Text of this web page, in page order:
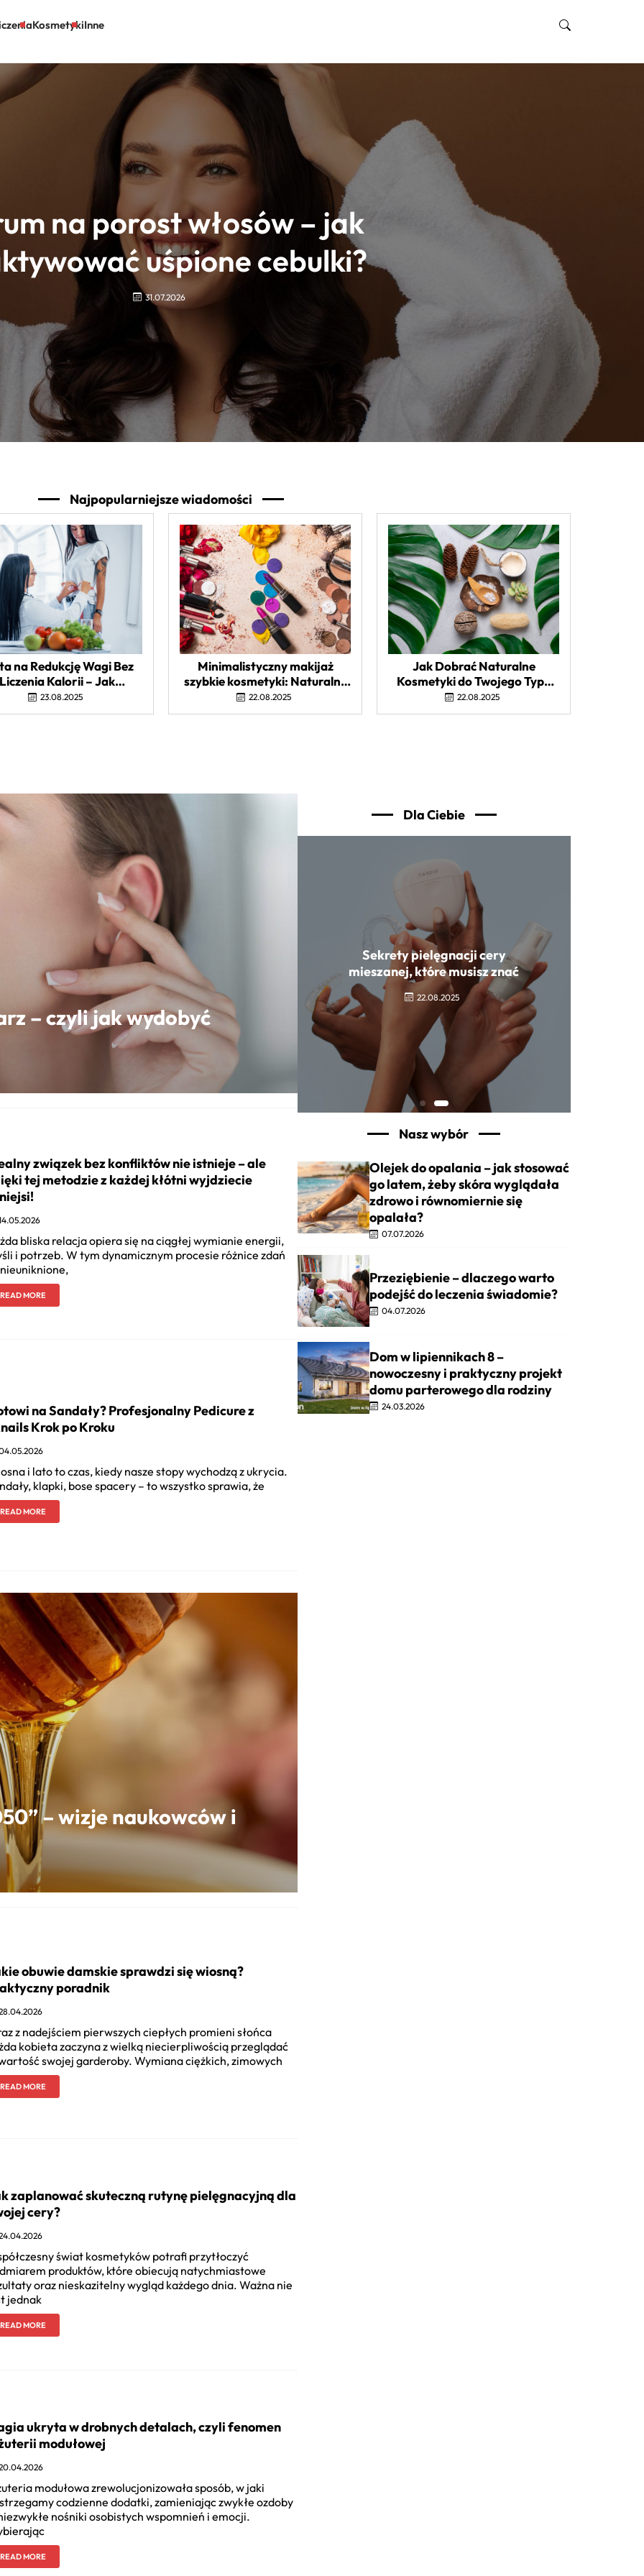
KosmetykiInne
na porost włosów – jak
uśpione cebulki?
31.07.2026
Najpopularniejsze wiadomości
na Redukcję Wagi Bez
Liczenia Kalorii – Jak
Skutecznie Schudnąć?
23.08.2025
Minimalistyczny makijaż
szybkie kosmetyki: Naturalny
Look w 5 Minut
22.08.2025
Jak Dobrać Naturalne
Kosmetyki do Twojego Typu
Cery? Kompleksowy
Przewodnik
22.08.2025
– czyli jak wydobyć
związek bez konfliktów nie istnieje – ale
tej metodzie z każdej kłótni wyjdziecie
bliska relacja opiera się na ciągłej wymianie energii,
i potrzeb. W tym dynamicznym procesie różnice zdań
READ MORE
na Sandały? Profesjonalny Pedicure z
Krok po Kroku
i lato to czas, kiedy nasze stopy wychodzą z ukrycia.
klapki, bose spacery – to wszystko sprawia, że
READ MORE
– wizje naukowców i
obuwie damskie sprawdzi się wiosną?
poradnik
z nadejściem pierwszych ciepłych promieni słońca
kobieta zaczyna z wielką niecierpliwością przeglądać
swojej garderoby. Wymiana ciężkich, zimowych
READ MORE
zaplanować skuteczną rutynę pielęgnacyjną dla
cery?
świat kosmetyków potrafi przytłoczyć
produktów, które obiecują natychmiastowe
oraz nieskazitelny wygląd każdego dnia. Ważna nie
jednak
READ MORE
ukryta w drobnych detalach, czyli fenomen
modułowej
modułowa zrewolucjonizowała sposób, w jaki
codzienne dodatki, zamieniając zwykłe ozdoby
nośniki osobistych wspomnień i emocji.
READ MORE
Dla Ciebie
Pielęgnacja skóry: Klucz do
zdrowego wyglądu
22.08.2025
Nasz wybór
Olejek do opalania – jak stosować
go latem, żeby skóra wyglądała
zdrowo i równomiernie się
opalała?
07.07.2026
Przeziębienie – dlaczego warto
podejść do leczenia świadomie?
04.07.2026
Dom w lipiennikach 8 –
nowoczesny i praktyczny projekt
domu parterowego dla rodziny
24.03.2026